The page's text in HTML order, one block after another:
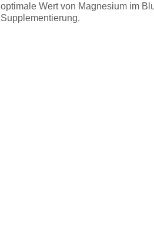
optimale Wert von Magnesium im
Supplementierung.